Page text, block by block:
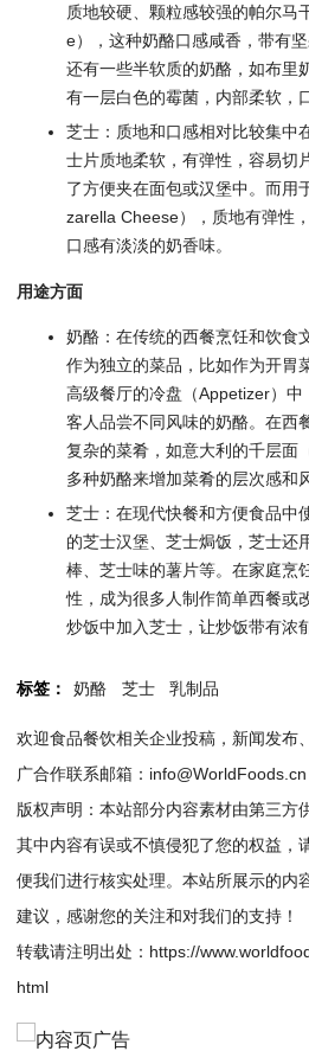
质地较硬、颗粒感较强的帕尔马
e），这种奶酪口感咸香，带有
还有一些半软质的奶酪，如布里
有一层白色的霉菌，内部柔软，
芝士：质地和口感相对比较集中
士片质地柔软，有弹性，容易切
了方便夹在面包或汉堡中。而用
zarella Cheese），质地有弹性
口感有淡淡的奶香味。
用途方面
奶酪：在传统的西餐烹饪和饮食
作为独立的菜品，比如作为开胃
高级餐厅的冷盘（Appetizer）
客人品尝不同风味的奶酪。在西
复杂的菜肴，如意大利的千层面
多种奶酪来增加菜肴的层次感和
芝士：在现代快餐和方便食品中
的芝士汉堡、芝士焗饭，芝士还
棒、芝士味的薯片等。在家庭烹
性，成为很多人制作简单西餐或
炒饭中加入芝士，让炒饭带有浓
标签： 奶酪 芝士 乳制品
欢迎食品餐饮相关企业投稿，新闻发布
广合作联系邮箱：info@WorldFoods.cn
版权声明：本站部分内容素材由第三方
其中内容有误或不慎侵犯了您的权益，
便我们进行核实处理。本站所展示的内
建议，感谢您的关注和对我们的支持！
转载请注明出处： https://
html